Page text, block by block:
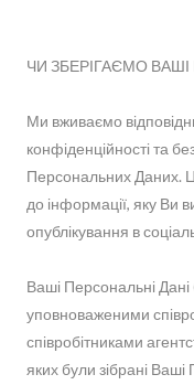
ЧИ ЗБЕРІГАЄМО
Ми вживаємо
конфіденційності та
Персональних Даних.
до інформації, яку Ви
опублікування в
Ваші Персональні
уповноваженими
співробітниками
яких були зібрані Ваші